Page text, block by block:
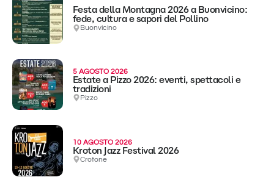
Festa della Montagna 2026 a Buonvicino:
fede, cultura e sapori del Pollino
Buonvicino
5 AGOSTO 2026
Estate a Pizzo 2026: eventi, spettacoli e
tradizioni
Pizzo
10 AGOSTO 2026
Kroton Jazz Festival 2026
Crotone